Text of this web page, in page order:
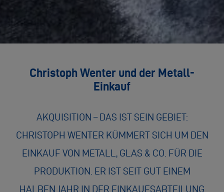
Christoph Wenter und der Metall-
Einkauf
AKQUISITION – DAS IST SEIN GEBIET:
CHRISTOPH WENTER KÜMMERT SICH UM DEN
EINKAUF VON METALL, GLAS & CO. FÜR DIE
PRODUKTION. ER IST SEIT GUT EINEM
HALBEN JAHR IN DER EINKAUFSABTEILUNG